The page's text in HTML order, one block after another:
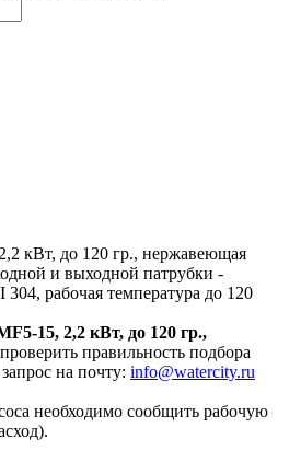
кВт, до 120 гр., нержавеющая
и выходной патрубки -
рабочая температура до 120
15, 2,2 кВт, до 120 гр.,
правильность подбора
на почту: info@watercity.ru
необходимо сообщить рабочую